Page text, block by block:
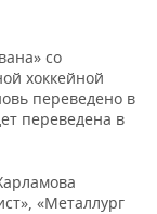
со
хоккейной
переведено в
переведена в
«Металлург